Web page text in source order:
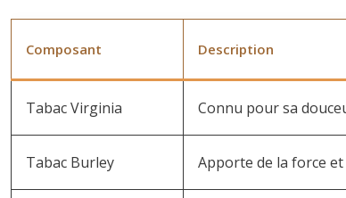
Composant Description
Tabac Virginia Connu pour sa
Tabac Burley Apporte de la force